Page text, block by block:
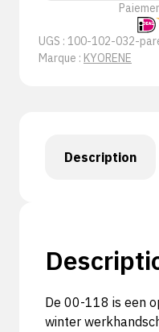
UGS : 100-102-032-
Marque : KYORENE
Description
De 00-118 is een
winter